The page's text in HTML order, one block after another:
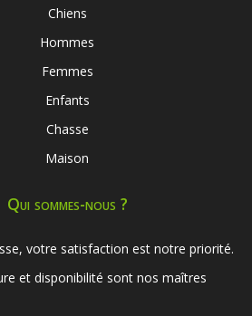
Chiens
Hommes
Femmes
Enfants
Chasse
Maison
Qui sommes-nous ?
votre satisfaction est notre priorité.
et disponibilité sont nos maîtres